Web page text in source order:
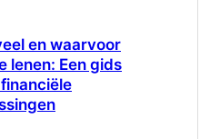
en waarvoor
lenen: Een gids